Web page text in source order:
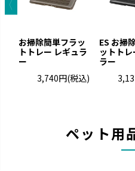
お掃除簡単フラッ
トトレー レギュラ
ー
3,740円(税込)
ES お掃
ットトレ
ラー
ペット用